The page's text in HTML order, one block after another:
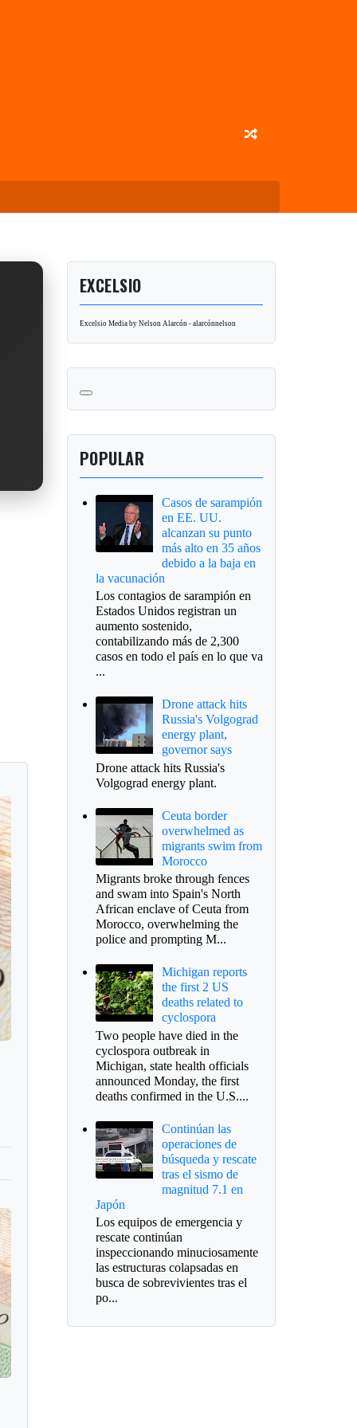
EXCELSIO
Excelsio Media by Nelson Alarcón - alarcónnelson
POPULAR
Casos de sarampión
en EE. UU.
alcanzan su punto
más alto en 35 años
debido a la baja en
la vacunación
Los contagios de sarampión en
Estados Unidos registran un
aumento sostenido,
contabilizando más de 2,300
casos en todo el país en lo que va
...
Drone attack hits
Russia's Volgograd
energy plant,
governor says
Drone attack hits Russia's
Volgograd energy plant.
Ceuta border
overwhelmed as
migrants swim from
Morocco
Migrants broke through fences
and swam into Spain's North
African enclave of Ceuta from
Morocco, overwhelming the
police and prompting M...
Michigan reports
the first 2 US
deaths related to
cyclospora
Two people have died in the
cyclospora outbreak in
Michigan, state health officials
announced Monday, the first
deaths confirmed in the U.S....
Continúan las
operaciones de
búsqueda y rescate
tras el sismo de
magnitud 7.1 en
Japón
Los equipos de emergencia y
rescate continúan
inspeccionando minuciosamente
las estructuras colapsadas en
busca de sobrevivientes tras el
po...